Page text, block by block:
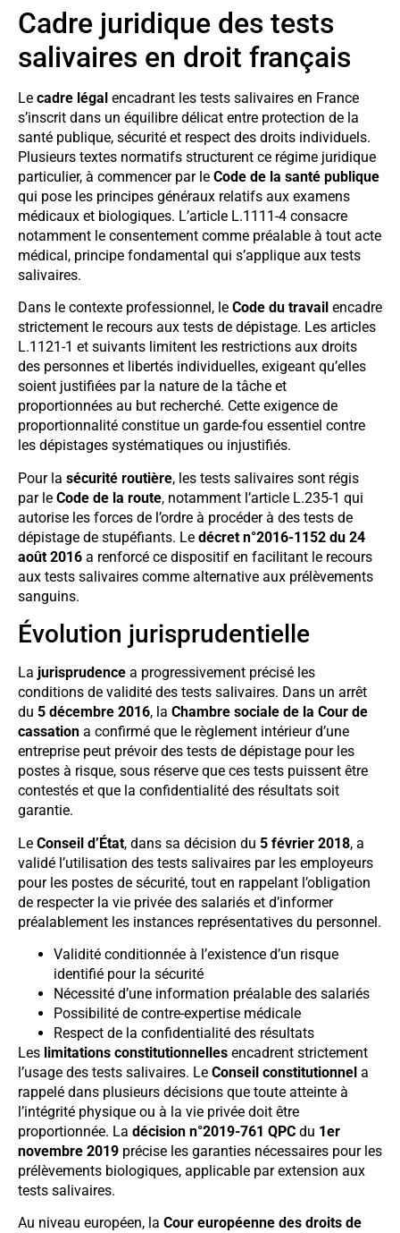
Cadre juridique des tests
salivaires en droit français
Le cadre légal encadrant les tests salivaires en France
s’inscrit dans un équilibre délicat entre protection de la
santé publique, sécurité et respect des droits individuels.
Plusieurs textes normatifs structurent ce régime juridique
particulier, à commencer par le Code de la santé publique
qui pose les principes généraux relatifs aux examens
médicaux et biologiques. L’article L.1111-4 consacre
notamment le consentement comme préalable à tout acte
médical, principe fondamental qui s’applique aux tests
salivaires.
Dans le contexte professionnel, le Code du travail encadre
strictement le recours aux tests de dépistage. Les articles
L.1121-1 et suivants limitent les restrictions aux droits
des personnes et libertés individuelles, exigeant qu’elles
soient justifiées par la nature de la tâche et
proportionnées au but recherché. Cette exigence de
proportionnalité constitue un garde-fou essentiel contre
les dépistages systématiques ou injustifiés.
Pour la sécurité routière, les tests salivaires sont régis
par le Code de la route, notamment l’article L.235-1 qui
autorise les forces de l’ordre à procéder à des tests de
dépistage de stupéfiants. Le décret n°2016-1152 du 24
août 2016 a renforcé ce dispositif en facilitant le recours
aux tests salivaires comme alternative aux prélèvements
sanguins.
Évolution jurisprudentielle
La jurisprudence a progressivement précisé les
conditions de validité des tests salivaires. Dans un arrêt
du 5 décembre 2016, la Chambre sociale de la Cour de
cassation a confirmé que le règlement intérieur d’une
entreprise peut prévoir des tests de dépistage pour les
postes à risque, sous réserve que ces tests puissent être
contestés et que la confidentialité des résultats soit
garantie.
Le Conseil d’État, dans sa décision du 5 février 2018, a
validé l’utilisation des tests salivaires par les employeurs
pour les postes de sécurité, tout en rappelant l’obligation
de respecter la vie privée des salariés et d’informer
préalablement les instances représentatives du personnel.
Validité conditionnée à l’existence d’un risque
identifié pour la sécurité
Nécessité d’une information préalable des salariés
Possibilité de contre-expertise médicale
Respect de la confidentialité des résultats
Les limitations constitutionnelles encadrent strictement
l’usage des tests salivaires. Le Conseil constitutionnel a
rappelé dans plusieurs décisions que toute atteinte à
l’intégrité physique ou à la vie privée doit être
proportionnée. La décision n°2019-761 QPC du 1er
novembre 2019 précise les garanties nécessaires pour les
prélèvements biologiques, applicable par extension aux
tests salivaires.
Au niveau européen, la Cour européenne des droits de